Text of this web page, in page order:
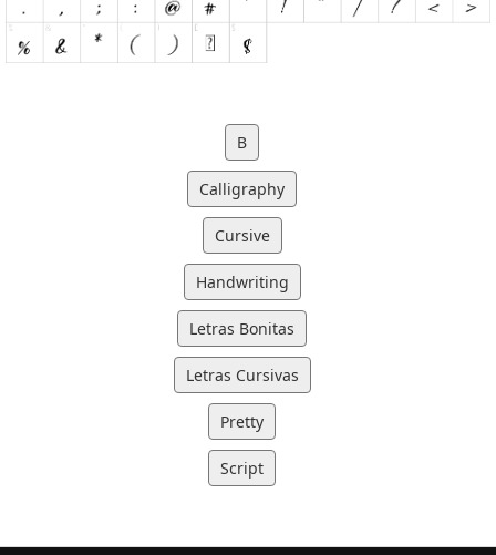
B
Calligraphy
Cursive
Handwriting
Letras Bonitas
Letras Cursivas
Pretty
Script